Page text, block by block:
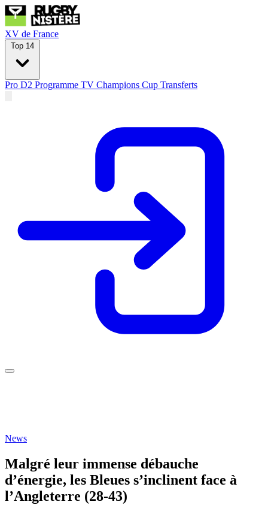
XV de France
Top 14
Pro D2 Programme TV Champions Cup Transferts
News
Malgré leur immense débauche
d’énergie, les Bleues s’inclinent face à
l’Angleterre (28-43)